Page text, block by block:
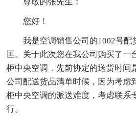
您好！
我是空调销售公司的1002号配
匡。关于此次您在我公司购买了一
柜中央空调，先前协定的送货时间
公司配送货品清单时候，因为考虑
柜中央空调的派送难度，考虑联系
行。